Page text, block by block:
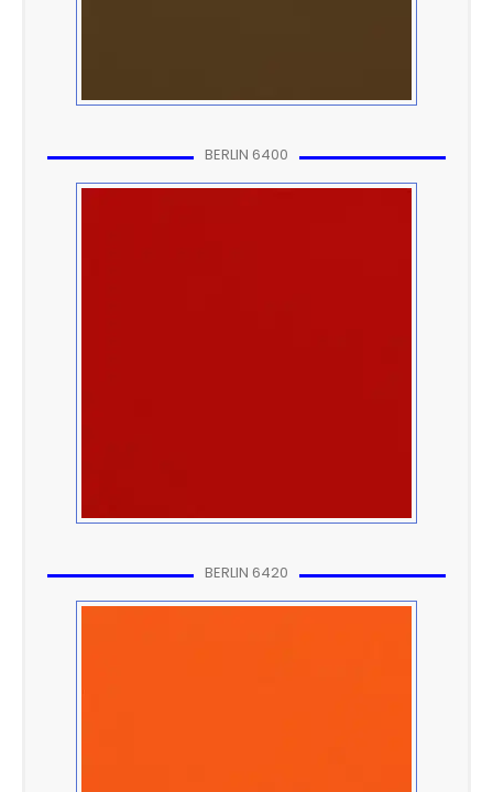
BERLIN 6400
BERLIN 6420